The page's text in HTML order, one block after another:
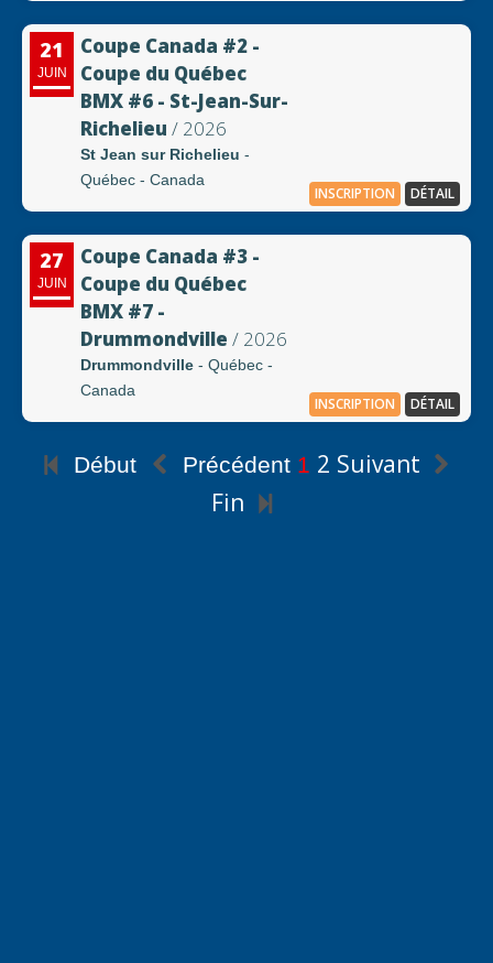
21
JUIN
Coupe Canada #2 -
Coupe du Québec
BMX #6 - St-Jean-Sur-
Richelieu / 2026
St Jean sur Richelieu -
Québec - Canada
INSCRIPTION DÉTAIL
27
JUIN
Coupe Canada #3 -
Coupe du Québec
BMX #7 -
Drummondville / 2026
Drummondville - Québec -
Canada
INSCRIPTION DÉTAIL
Début Précédent 1 2 Suivant
Fin